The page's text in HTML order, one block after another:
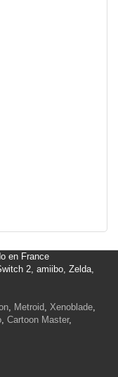
en France
2, amiibo, Zelda,
, Metroid, Xenoblade,
, Cartoon Master,